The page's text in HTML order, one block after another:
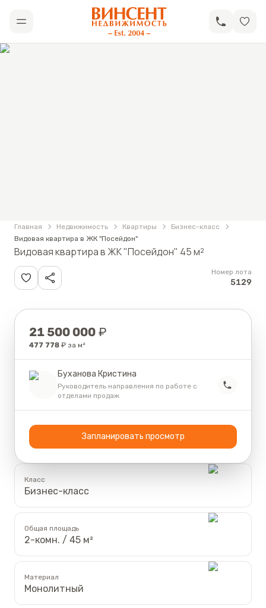
Открыть меню
АН «Винсент Недвижимость»
Главная Недвижимость Квартиры
Бизнес-класс
Видовая квартира в ЖК "Посейдон"
Видовая квартира в ЖК "Посейдон" 45 м²
Номер лота
5129
Фотографии
Класс
Бизнес-класс
Общая площадь
2-комн. / 45 м²
Материал
Монолитный
Цена
21 500 000 ₽
477 778 ₽ за м²
Буханова Кристина
Руководитель направления по работе с
отделами продаж
Запланировать просмотр